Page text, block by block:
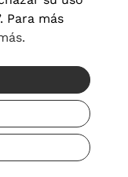
y condiciones
cookies
España
Para más